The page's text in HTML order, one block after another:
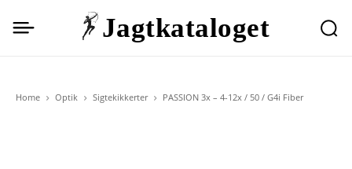
Jagtkataloget
Home Optik Sigtekikkerter PASSION 3x – 4-12x / 50 / G4i Fiber